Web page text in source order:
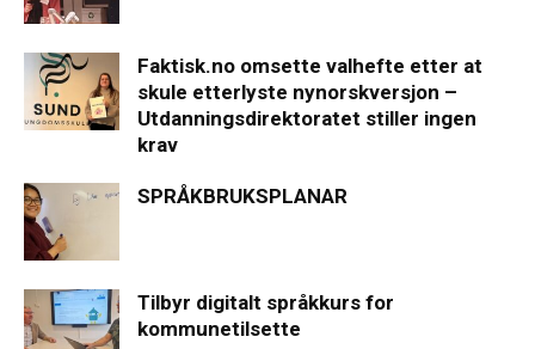
Faktisk.no omsette valhefte etter at
skule etterlyste nynorskversjon –
Utdanningsdirektoratet stiller ingen
krav
SPRÅKBRUKSPLANAR
Tilbyr digitalt språkkurs for
kommunetilsette